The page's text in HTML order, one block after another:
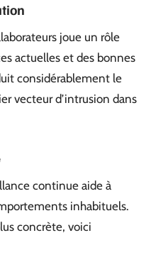
joue un rôle
actuelles et des bonnes
considérablement le
vecteur d’intrusion dans
continue aide à
inhabituels.
concrète, voici